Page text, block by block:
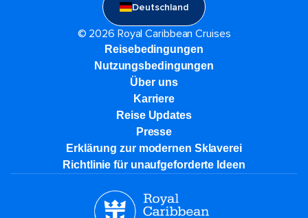
Deutschland
© 2026 Royal Caribbean Cruises
Reisebedingungen
Nutzungsbedingungen
Über uns
Karriere​
Reise Updates​
Presse
Erklärung zur modernen Sklaverei
Richtlinie für unaufgeforderte Ideen